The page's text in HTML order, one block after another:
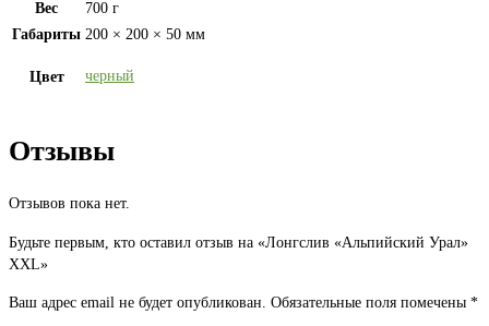
Вес
700 г
Габариты 200 × 200 × 50 мм
Цвет черный
Отзывы
Отзывов пока нет.
Будьте первым, кто оставил отзыв на «Лонгслив «Альпийский Урал»
XXL»
Ваш адрес email не будет опубликован. Обязательные поля помечены *